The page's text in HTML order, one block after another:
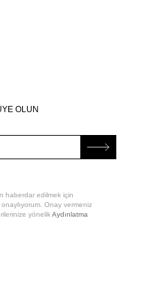
OLUN
haberdar edilmek için
Onay vermeniz
yönelikAydınlatma